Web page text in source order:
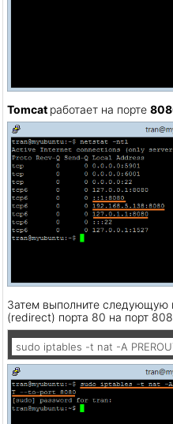
Tomcat работает на порте
Затем выполните следующую
(redirect) порта 80 на порт
sudo iptables -t nat -A